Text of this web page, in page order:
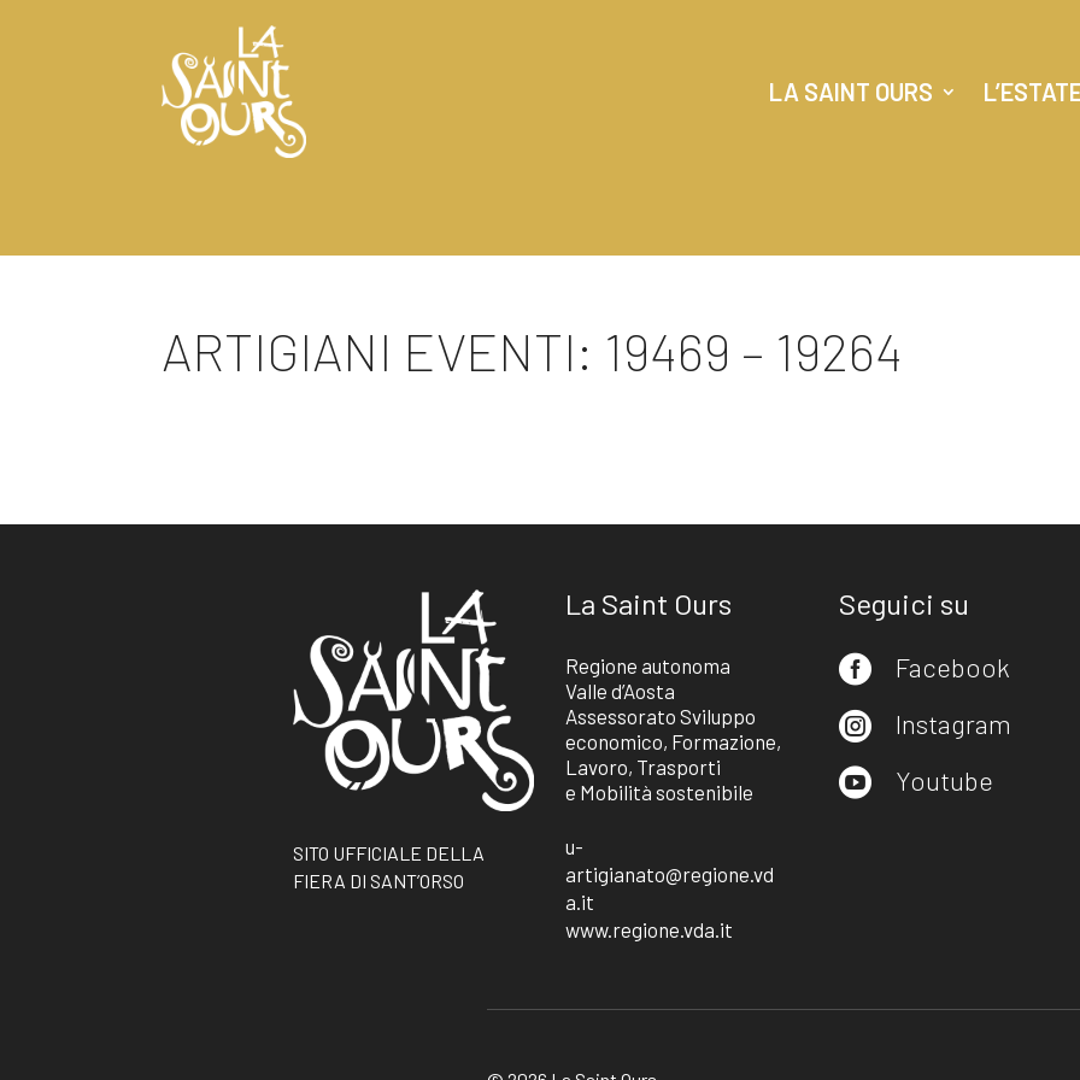
LA SAINT OURS
ARTIGIANI EVENTI: 19469 – 19264
SITO UFFICIALE DELLA
FIERA DI SANT’ORSO
La Saint Ours
Regione autonoma
Valle d’Aosta
Assessorato Sviluppo
economico, Formazione,
Lavoro, Trasporti
e Mobilità sostenibile
u-
artigianato@regione.vd
a.it
www.regione.vda.it
Seguici su
 Facebook
 Instagram
 Youtube